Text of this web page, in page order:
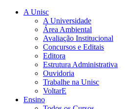
A Unisc
A Universidade
Área Ambiental
Avaliação Institucional
Concursos e Editais
Editora
Estrutura Administrativa
Ouvidoria
Trabalhe na Unisc
VoltarE
Ensino